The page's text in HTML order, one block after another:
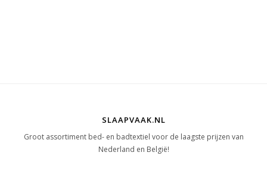
SLAAPVAAK.NL
Groot assortiment bed- en badtextiel voor de laagste prijzen van
Nederland en België!